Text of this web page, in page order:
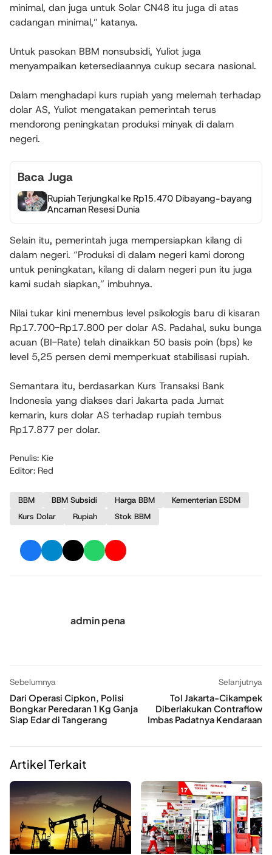
minimal, dan juga untuk Solar CN48 itu juga di atas
cadangan minimal,” katanya.
Untuk pasokan BBM nonsubsidi, Yuliot juga
menyampaikan ketersediaannya cukup secara nasional.
Dalam menghadapi kurs rupiah yang melemah terhadap
dolar AS, Yuliot mengatakan pemerintah terus
mendorong peningkatan produksi minyak di dalam
negeri.
Baca Juga
Rupiah Terjungkal ke Rp15.470 Dibayang-bayang
Ancaman Resesi Dunia
Selain itu, pemerintah juga mempersiapkan kilang di
dalam negeri. “Produksi di dalam negeri kami dorong
untuk peningkatan, kilang di dalam negeri pun itu juga
kami sudah siapkan,” imbuhnya.
Nilai tukar kini menembus level psikologis baru di kisaran
Rp17.700-Rp17.800 per dolar AS. Padahal, suku bunga
acuan (BI-Rate) telah dinaikkan 50 basis poin (bps) ke
level 5,25 persen demi memperkuat stabilisasi rupiah.
Semantara itu, berdasarkan Kurs Transaksi Bank
Indonesia yang diakses dari Jakarta pada Jumat
kemarin, kurs dolar AS terhadap rupiah tembus
Rp17.877 per dolar.
Penulis: Kie
Editor: Red
BBM BBM Subsidi Harga BBM
Kementerian ESDM
Kurs Dolar
Rupiah Stok BBM
admin pena
Sebelumnya
Dari Operasi Cipkon, Polisi
Bongkar Peredaran 1 Kg Ganja
Siap Edar di Tangerang
Selanjutnya
Tol Jakarta-Cikampek
Diberlakukan Contraflow
Imbas Padatnya Kendaraan
Artikel Terkait